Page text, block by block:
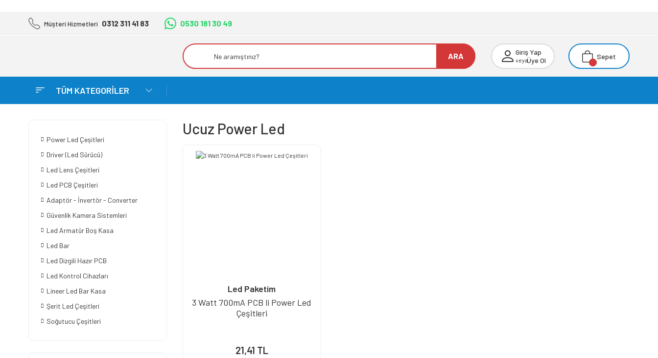
Müşteri Hizmetleri 0312 311 41 83 0530 181 30 49
ARA Giriş Yap
veyaÜye Ol Sepet
TÜM KATEGORİLER
Power Led Çeşitleri
Driver (Led Sürücü)
Led Lens Çeşitleri
Led PCB Çeşitleri
Adaptör - İnvertör - Converter
Güvenlik Kamera Sistemleri
Led Armatür Boş Kasa
Led Bar
Led Dizgili Hazır PCB
Led Kontrol Cihazları
Lineer Led Bar Kasa
Şerit Led Çeşitleri
Soğutucu Çeşitleri
Ucuz Power Led
Led Paketim
3 Watt 700mA PCB li Power Led
Çeşitleri
21,41 TL